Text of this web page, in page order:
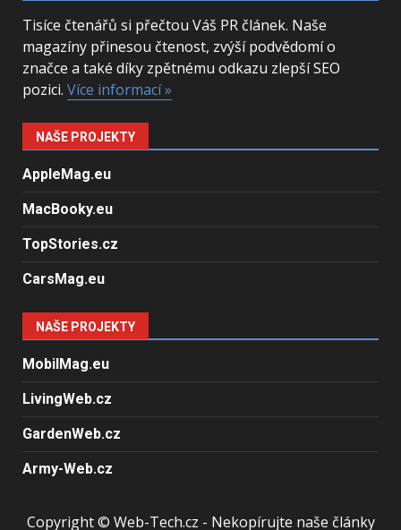
Tisíce čtenářů si přečtou Váš PR článek. Naše
magazíny přinesou čtenost, zvýší podvědomí o
značce a také díky zpětnému odkazu zlepší SEO
pozici. Více informací »
NAŠE PROJEKTY
AppleMag.eu
MacBooky.eu
TopStories.cz
CarsMag.eu
NAŠE PROJEKTY
MobilMag.eu
LivingWeb.cz
GardenWeb.cz
Army-Web.cz
Copyright © Web-Tech.cz - Nekopírujte naše články